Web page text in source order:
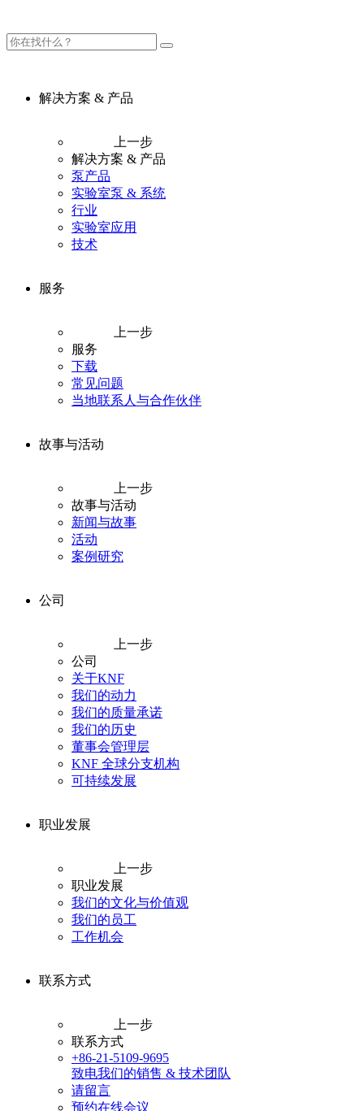
解决方案 & 产品
上一步
解决方案 & 产品
泵产品
实验室泵 & 系统
行业
实验室应用
技术
服务
上一步
服务
下载
常见问题
当地联系人与合作伙伴
故事与活动
上一步
故事与活动
新闻与故事
活动
案例研究
公司
上一步
公司
关于KNF
我们的动力
我们的质量承诺
我们的历史
董事会管理层
KNF 全球分支机构
可持续发展
职业发展
上一步
职业发展
我们的文化与价值观
我们的员工
工作机会
联系方式
上一步
联系方式
+86-21-5109-9695
致电我们的销售 & 技术团队
请留言
预约在线会议